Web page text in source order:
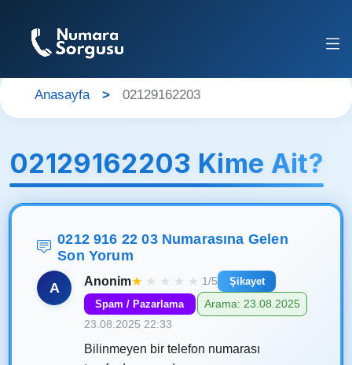
Anasayfa 02129162203
02129162203 Kime Ait?
0212 916 22 03 Numarasına Gelen
Son Yorum
A Anonim★ ★ ★ ★ ★ 1/5
Şikayet
Spam / Pazarlama
Arama: 23.08.2025
23.08.2025 22:33
Bilinmeyen bir telefon numarası